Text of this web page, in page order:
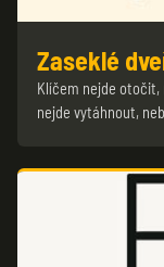
Zaseklé
Klíčem nejde otočit,
nejde vytáhnout,